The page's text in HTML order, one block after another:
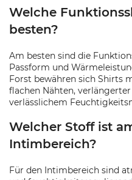
Welche
besten?
Am besten sind die
Passform und
Forst bewähren sich Shirts
flachen Nähten,
verlässlichem
Welcher Stoff ist
Intimbereich?
Für den Intimbereich sind